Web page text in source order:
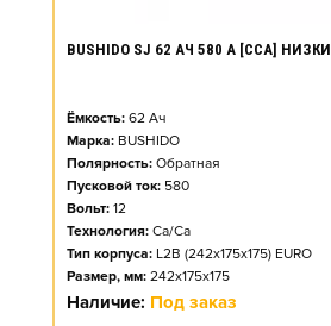
BUSHIDO SJ 62 АЧ 580 А [CCA]
Ёмкость: 62 Ач
Марка: BUSHIDO
Полярность: Обратная
Пусковой ток: 580
Вольт: 12
Технология: Ca/Ca
Тип корпуса: L2B (242x175x175) EURO
Размер, мм: 242x175x175
Наличие: Под заказ